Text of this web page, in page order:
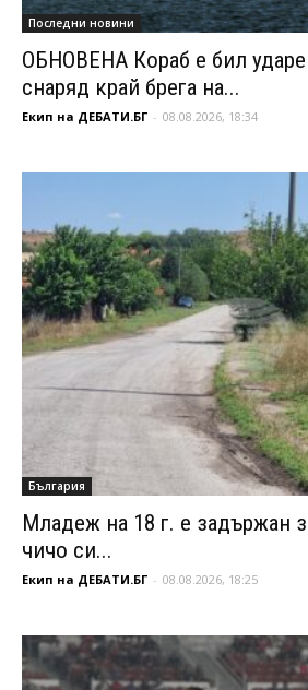
Последни новини
ОБНОВЕНА Кораб е бил
снаряд край брега на...
Екип на ДЕБАТИ.БГ - 08.08.2026, 18:34
България
Младеж на 18 г. е задържан
чичо си...
Екип на ДЕБАТИ.БГ - 08.08.2026, 18:25